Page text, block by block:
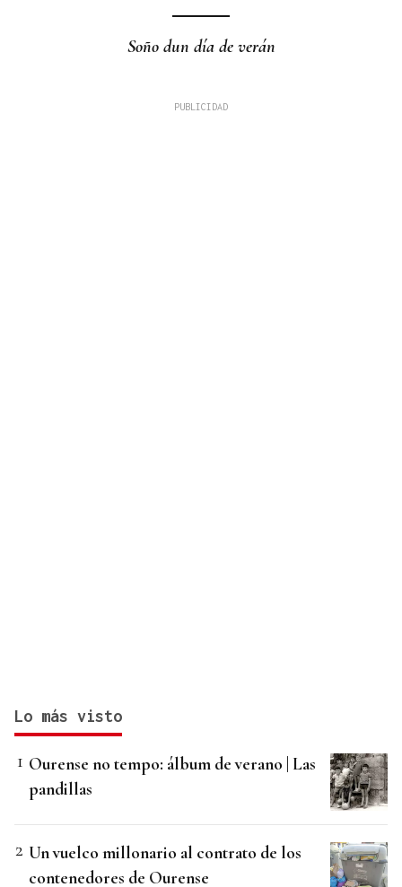
Soño dun día de verán
Lo más visto
Ourense no tempo: álbum de verano | Las
pandillas
Un vuelco millonario al contrato de los
contenedores de Ourense